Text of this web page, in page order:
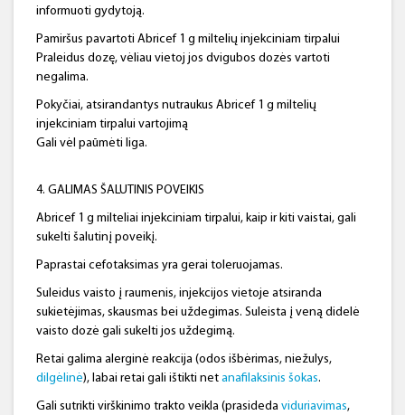
informuoti gydytoją.
Pamiršus pavartoti Abricef 1 g miltelių injekciniam tirpalui
Praleidus dozę, vėliau vietoj jos dvigubos dozės vartoti
negalima.
Pokyčiai, atsirandantys nutraukus Abricef 1 g miltelių
injekciniam tirpalui vartojimą
Gali vėl paūmėti liga.
4. GALIMAS ŠALUTINIS POVEIKIS
Abricef 1 g milteliai injekciniam tirpalui, kaip ir kiti vaistai, gali
sukelti šalutinį poveikį.
Paprastai cefotaksimas yra gerai toleruojamas.
Suleidus vaisto į raumenis, injekcijos vietoje atsiranda
sukietėjimas, skausmas bei uždegimas. Suleista į veną didelė
vaisto dozė gali sukelti jos uždegimą.
Retai galima alerginė reakcija (odos išbėrimas, niežulys,
dilgėlinė), labai retai gali ištikti net anafilaksinis šokas.
Gali sutrikti virškinimo trakto veikla (prasideda viduriavimas,